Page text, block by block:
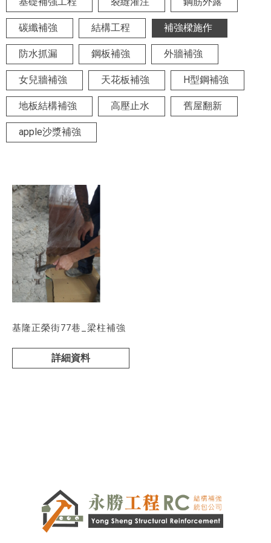
碳纖補強 結構工程 補強樑施作
防水抓漏 鋼板補強 外牆補強
女兒牆補強 天花板補強 H型鋼補強
地板結構補強 高壓止水 舊屋翻新
apple沙漿補強
基隆正榮街77巷_梁柱補強
詳細資料